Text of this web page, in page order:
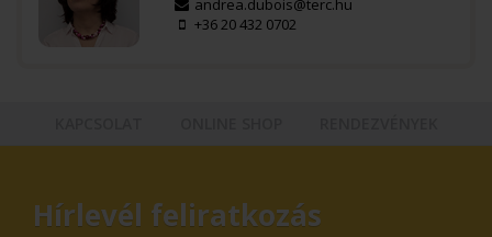
andrea.dubois@terc.hu
+36 20 432 0702
Hírlevél feliratkozás